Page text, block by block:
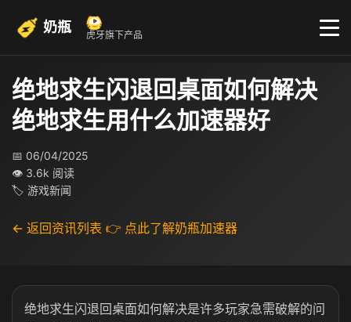
奶瓶 虎牙旗下产品
绝地求生闪退回桌面如何解决
绝地求生用什么加速器好
📅 06/04/2025
👁 3.6k 阅读
🏷 游戏新闻
← 返回资讯列表 👉 点此了解奶瓶加速器
绝地求生闪退回桌面如何解决是许多玩家急需破解的问